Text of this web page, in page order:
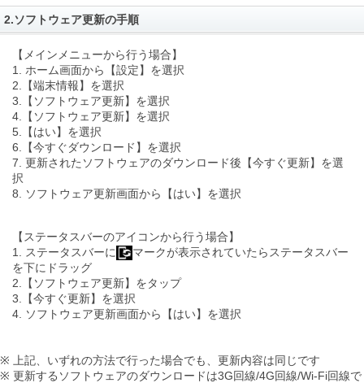
2.ソフトウェア更新の手順
【メインメニューから行う場合】
1. ホーム画面から【設定】を選択
2.【端末情報】を選択
3.【ソフトウェア更新】を選択
4.【ソフトウェア更新】を選択
5.【はい】を選択
6.【今すぐダウンロード】を選択
7. 更新されたソフトウェアのダウンロード後【今すぐ更新】を選
択
8. ソフトウェア更新画面から【はい】を選択
【ステータスバーのアイコンから行う場合】
1. ステータスバーに
マークが表示されていたらステータスバー
を下にドラッグ
2.【ソフトウェア更新】をタップ
3.【今すぐ更新】を選択
4. ソフトウェア更新画面から【はい】を選択
※ 上記、いずれの方法で行った場合でも、更新内容は同じです
※ 更新するソフトウェアのダウンロードは3G回線/4G回線/Wi-Fi回線で